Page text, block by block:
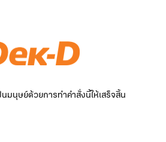
มนุษย์ด้วยการทำคำสั่งนี้ให้เสร็จสิ้น